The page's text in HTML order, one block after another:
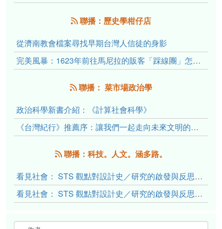
聯播：歷史學柑仔店
從濟南教會檔案尋找早期台灣人信徒的身影
完美風暴：1623年前往馬尼拉的販客「踩線團」怎麼會困死於澎湖?
聯播： 菜市場政治學
政治科學新書介紹：《計算社會科學》
《台灣紀行》推薦序：讓我們一起走向未來文明的備忘錄
聯播：科技。人文。涵多路。
看見社會： STS 觀點對設計史／研究的啟發與反思（下）
看見社會： STS 觀點對設計史／研究的啟發與反思（上）